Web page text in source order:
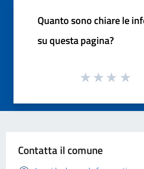
Quanto sono chiare le
su questa pagina?
Contatta il comune